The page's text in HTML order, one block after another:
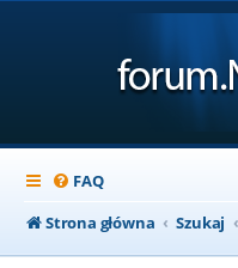
FAQ
Strona główna
Szukaj